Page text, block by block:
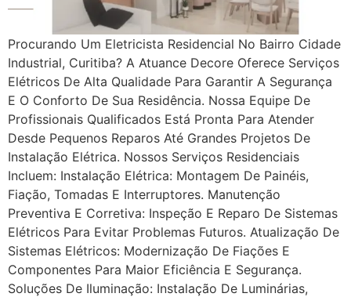
Procurando Um Eletricista Residencial No Bairro Cidade
Industrial, Curitiba? A Atuance Decore Oferece Serviços
Elétricos De Alta Qualidade Para Garantir A Segurança
E O Conforto De Sua Residência. Nossa Equipe De
Profissionais Qualificados Está Pronta Para Atender
Desde Pequenos Reparos Até Grandes Projetos De
Instalação Elétrica. Nossos Serviços Residenciais
Incluem: Instalação Elétrica: Montagem De Painéis,
Fiação, Tomadas E Interruptores. Manutenção
Preventiva E Corretiva: Inspeção E Reparo De Sistemas
Elétricos Para Evitar Problemas Futuros. Atualização De
Sistemas Elétricos: Modernização De Fiações E
Componentes Para Maior Eficiência E Segurança.
Soluções De Iluminação: Instalação De Luminárias,